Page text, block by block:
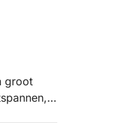
groot